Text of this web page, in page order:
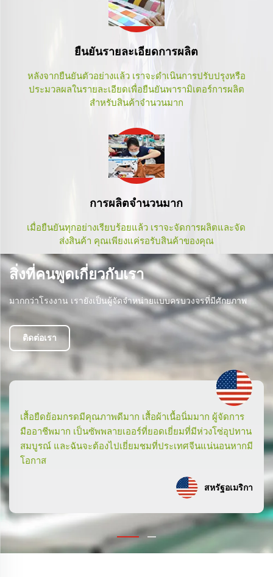
ยืนยันรายละเอียดการผลิต
หลังจากยืนยันตัวอย่างแล้ว เราจะดำเนินการปรับปรุงหรือ
ประมวลผลในรายละเอียดเพื่อยืนยันพารามิเตอร์การผลิต
สำหรับสินค้าจำนวนมาก
การผลิตจำนวนมาก
เมื่อยืนยันทุกอย่างเรียบร้อยแล้ว เราจะจัดการผลิตและจัด
ส่งสินค้า คุณเพียงแค่รอรับสินค้าของคุณ
สิ่งที่คนพูดเกี่ยวกับเรา
มากกว่าโรงงาน เรายังเป็นผู้จัดจำหน่ายแบบครบวงจรที่มีศักยภาพ
ติดต่อเรา
สินค้าคุณภาพเยี่ยม ผู้ขายตอบกลับรวดเร็ว ให้คำแนะนำดี
บริษัททำงานเร็วมากและจัดส่งด่วน ฉันขอแนะนำอย่างยิ่ง
+++ ขอบคุณ Vito สำหรับบริการของคุณ